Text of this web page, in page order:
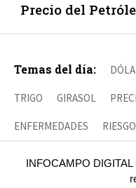
Precio del
Temas del día:
TRIGO GIRASOL
ENFERMEDADES
INFOCAMPO